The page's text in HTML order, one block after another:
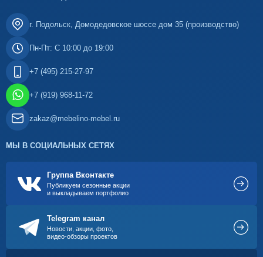
г. Подольск, Домодедовское шоссе дом 35 (производство)
Пн-Пт: С 10:00 до 19:00
+7 (495) 215-27-97
+7 (919) 968-11-72
zakaz@mebelino-mebel.ru
МЫ В СОЦИАЛЬНЫХ СЕТЯХ
Группа Вконтакте
Публикуем сезонные акции
и выкладываем портфолио
Telegram канал
Новости, акции, фото,
видео-обзоры проектов